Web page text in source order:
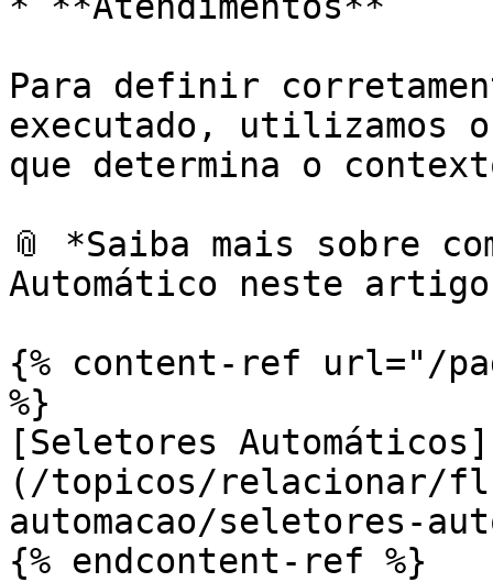
Para definir
executado, utilizamos
que determina o
📎 *Saiba mais sobre
Automático neste
{% content-ref url="/
%}
[Seletores Automáticos]
(/topicos/relacionar/
automacao/seletores-
{% endcontent-ref %}